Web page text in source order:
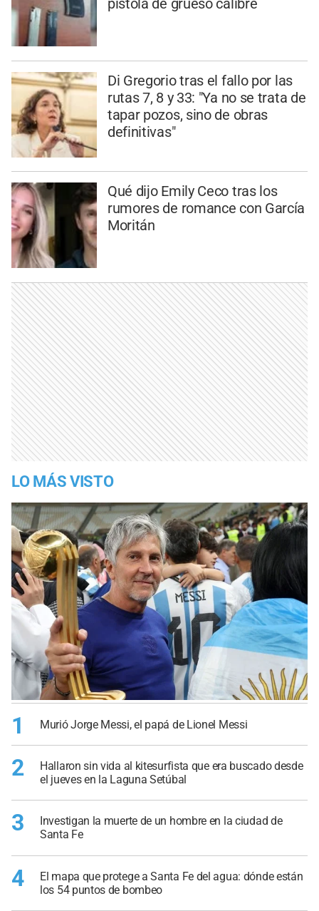
Di Gregorio tras el fallo por las
rutas 7, 8 y 33: "Ya no se trata de
tapar pozos, sino de obras
definitivas"
Qué dijo Emily Ceco tras los
rumores de romance con García
Moritán
LO MÁS VISTO
1 Murió Jorge Messi, el papá de Lionel Messi
2
Hallaron sin vida al kitesurfista que era buscado desde
el jueves en la Laguna Setúbal
3
Investigan la muerte de un hombre en la ciudad de
Santa Fe
4
El mapa que protege a Santa Fe del agua: dónde están
los 54 puntos de bombeo